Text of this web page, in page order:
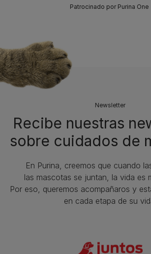
Patrocinado por Purina One
Newsletter
Recibe nuestras
sobre cuidados de
En Purina, creemos que cuando
las mascotas se juntan, la vida es
Por eso, queremos acompañaros y
en cada etapa de su